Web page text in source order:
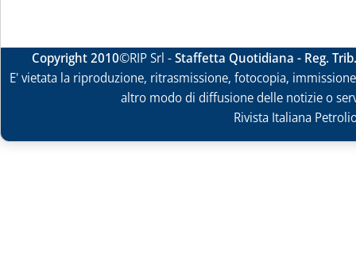
Copyright 2010©RIP Srl -Staffetta Quotidiana - Reg.
E' vietata la riproduzione, ritrasmissione, fotocopia,
altro modo di diffusione delle notizie o
Rivista Italiana